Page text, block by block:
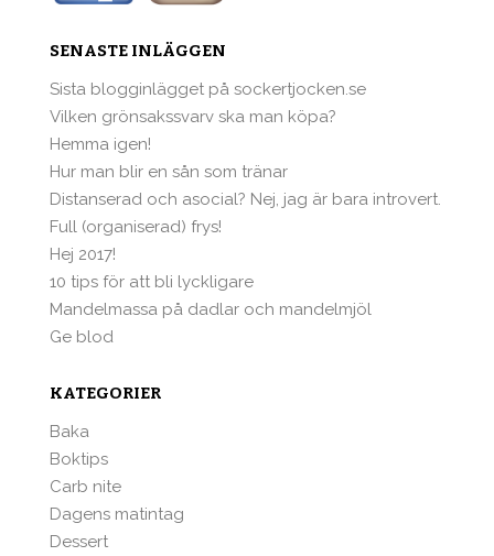
SENASTE INLÄGGEN
Sista blogginlägget på sockertjocken.se
Vilken grönsakssvarv ska man köpa?
Hemma igen!
Hur man blir en sån som tränar
Distanserad och asocial? Nej, jag är bara introvert.
Full (organiserad) frys!
Hej 2017!
10 tips för att bli lyckligare
Mandelmassa på dadlar och mandelmjöl
Ge blod
KATEGORIER
Baka
Boktips
Carb nite
Dagens matintag
Dessert